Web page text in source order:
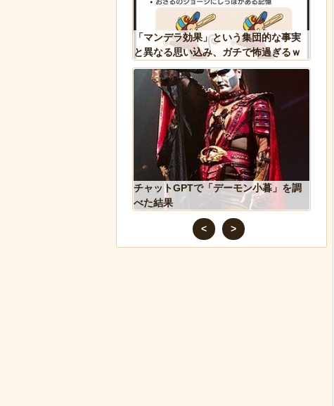
「マンデラ効果」という集団的な事実
と異なる思い込み、ガチで怖過ぎるｗ
ｗｗｗｗｗｗｗｗｗｗｗ
チャットGPTで「デーモン小暮」を調
べた結果
<
>